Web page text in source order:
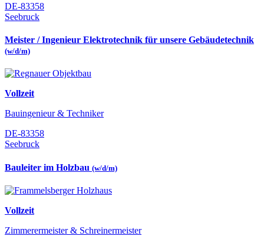
DE-83358
Seebruck
Meister / Ingenieur Elektrotechnik für unsere Gebäudetechnik
(w/d/m)
Vollzeit
Bauingenieur & Techniker
DE-83358
Seebruck
Bauleiter im Holzbau (w/d/m)
Vollzeit
Zimmerermeister & Schreinermeister